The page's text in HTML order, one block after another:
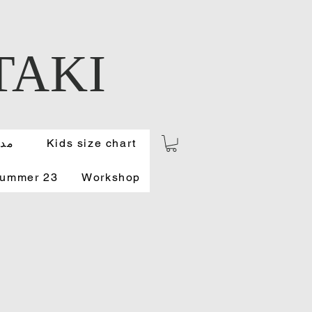
Kids size chart
23 Workshop